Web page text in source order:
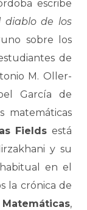
escribe
diablo de los
sobre los
de
M. Oller-
García de
matemáticas
Fields está
y su
en el
la crónica de
,